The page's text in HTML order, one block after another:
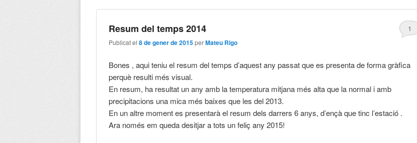
Resum del temps 2014
Publicat el8 de gener de 2015perMateu Rigo
1
Bones , aqui teniu el resum del temps d’aquest any passat que es presenta de forma gràfica
perquè resulti més visual.
En resum, ha resultat un any amb la temperatura mitjana més alta que la normal i amb
precipitacions una mica més baixes que les del 2013.
En un altre moment es presentarà el resum dels darrers 6 anys, d’ençà que tinc l’estació .
Ara només em queda desitjar a tots un feliç any 2015!